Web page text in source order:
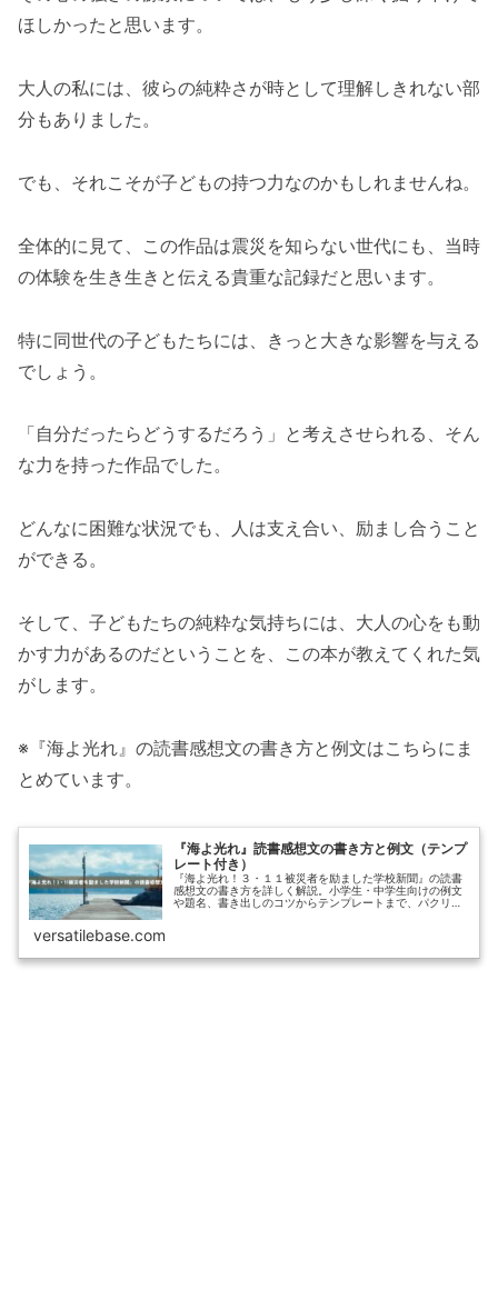
ほしかったと思います。
大人の私には、彼らの純粋さが時として理解しきれない部
分もありました。
でも、それこそが子どもの持つ力なのかもしれませんね。
全体的に見て、この作品は震災を知らない世代にも、当時
の体験を生き生きと伝える貴重な記録だと思います。
特に同世代の子どもたちには、きっと大きな影響を与える
でしょう。
「自分だったらどうするだろう」と考えさせられる、そん
な力を持った作品でした。
どんなに困難な状況でも、人は支え合い、励まし合うこと
ができる。
そして、子どもたちの純粋な気持ちには、大人の心をも動
かす力があるのだということを、この本が教えてくれた気
がします。
※『海よ光れ』の読書感想文の書き方と例文はこちらにま
とめています。
『海よ光れ』読書感想文の書き方と例文（テンプ
レート付き）
『海よ光れ！３・１１被災者を励ました学校新聞』の読書
感想文の書き方を詳しく解説。小学生・中学生向けの例文
や題名、書き出しのコツからテンプレートまで、パクリで
versatilebase.com